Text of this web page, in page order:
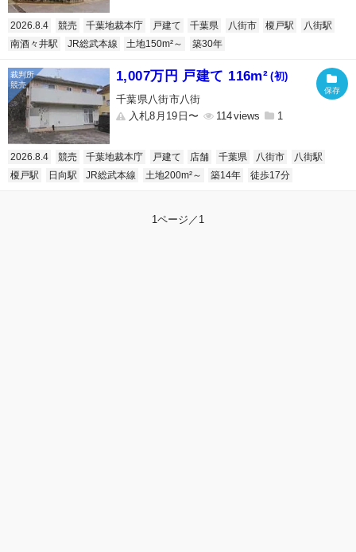
2026.8.4 競売 千葉地裁本庁 戸建て 千葉県 八街市 榎戸駅
八街駅
南酒々井駅
JR総武本線 土地150m²～ 築30年
1,007万円 戸建て 116m² (初)
千葉県八街市八街
入札8月19日〜
114 1
2026.8.4 競売 千葉地裁本庁 戸建て 店舗 千葉県 八街市
八街駅
榎戸駅
日向駅 JR総武本線 土地200m²～ 築14年 徒歩17分
1ページ／1